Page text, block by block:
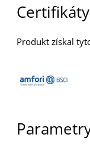
Certifikáty
Produkt získal